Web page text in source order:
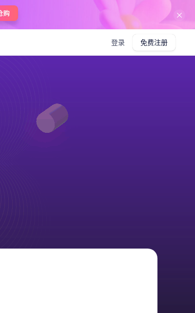
登录 免费注册